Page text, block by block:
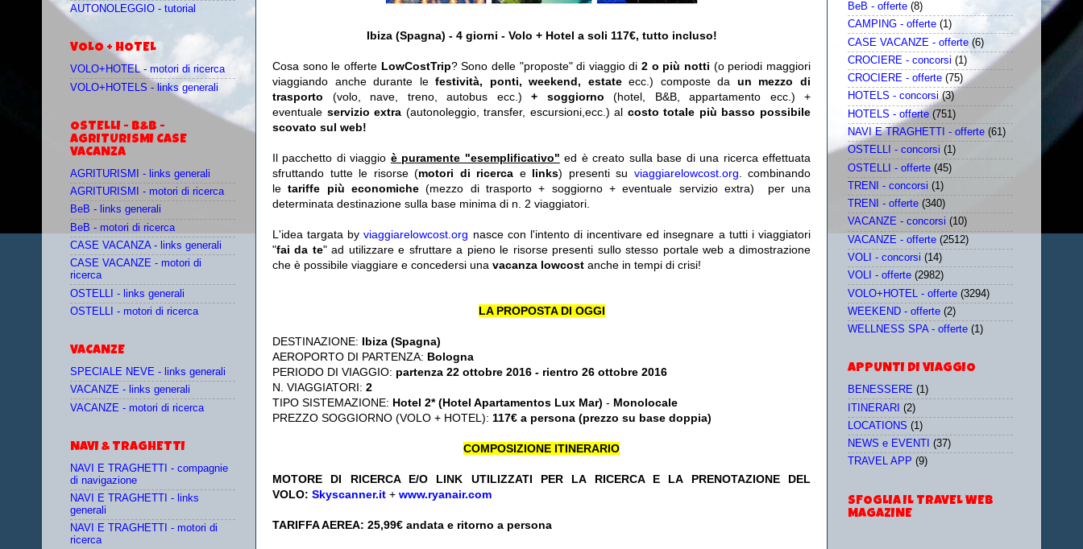
Ibiza (Spagna) - 4 giorni - Volo + Hotel a soli 117€, tutto incluso!
Cosa sono le offerte LowCostTrip? Sono delle "proposte" di viaggio di2 o più notti (o periodi maggiori
viaggiando anche durante lefestività, ponti, weekend, estateecc.) composte da un mezzo di
trasporto (volo, nave, treno, autobus ecc.) + soggiorno (hotel, B&B, appartamento ecc.) +
eventuale servizio extra (autonoleggio, transfer, escursioni,ecc.) al costo totale più basso possibile
scovato sul web!
Il pacchetto di viaggio è puramente "esemplificativo" ed è creato sulla base di una ricerca effettuata
sfruttando tutte le risorse (motori di ricerca e links) presenti su viaggiarelowcost.org . combinando
le tariffe più economiche(mezzo di trasporto + soggiorno + eventuale servizio extra)
per una
determinata destinazione sulla base minima di n. 2 viaggiatori.
L'idea targata byviaggiarelowcost.org nasce con l'intento di incentivare ed insegnare a tutti i viaggiatori
"fai da te" ad utilizzare e sfruttare a pieno le risorse presenti sullo stesso portale web a dimostrazione
che è possibile viaggiare e concedersi una vacanza lowcost anche in tempi di crisi!
LA PROPOSTA DI OGGI
DESTINAZIONE: Ibiza (Spagna)
AEROPORTO DI PARTENZA: Bologna
PERIODO DI VIAGGIO: partenza 22 ottobre 2016 - rientro 26 ottobre 2016
N. VIAGGIATORI: 2
TIPO SISTEMAZIONE: Hotel 2* (Hotel Apartamentos Lux Mar) - Monolocale
PREZZO SOGGIORNO (VOLO + HOTEL): 117€ a persona (prezzo su base doppia)
COMPOSIZIONE ITINERARIO
MOTORE DI RICERCA E/O LINK UTILIZZATI PER LA RICERCA E LA PRENOTAZIONE DEL
VOLO: Skyscanner.it + www.ryanair.com
TARIFFA AEREA: 25,99€ andata e ritorno a persona
AUTONOLEGGIO - tutorial
VOLO + HOTEL
VOLO+HOTEL - motori di ricerca
VOLO+HOTELS - links generali
OSTELLI - B&B -
AGRITURISMI CASE
VACANZA
AGRITURISMI - links generali
AGRITURISMI - motori di ricerca
BeB - links generali
BeB - motori di ricerca
CASE VACANZA - links generali
CASE VACANZE - motori di
ricerca
OSTELLI - links generali
OSTELLI - motori di ricerca
VACANZE
SPECIALE NEVE - links generali
VACANZE - links generali
VACANZE - motori di ricerca
NAVI & TRAGHETTI
NAVI E TRAGHETTI - compagnie
di navigazione
NAVI E TRAGHETTI - links
generali
NAVI E TRAGHETTI - motori di
ricerca
BeB - offerte (8)
CAMPING - offerte (1)
CASE VACANZE - offerte (6)
CROCIERE - concorsi (1)
CROCIERE - offerte (75)
HOTELS - concorsi (3)
HOTELS - offerte (751)
NAVI E TRAGHETTI - offerte (61)
OSTELLI - concorsi (1)
OSTELLI - offerte (45)
TRENI - concorsi (1)
TRENI - offerte (340)
VACANZE - concorsi (10)
VACANZE - offerte (2512)
VOLI - concorsi (14)
VOLI - offerte (2982)
VOLO+HOTEL - offerte (3294)
WEEKEND - offerte (2)
WELLNESS SPA - offerte (1)
APPUNTI DI VIAGGIO
BENESSERE (1)
ITINERARI (2)
LOCATIONS (1)
NEWS e EVENTI
(37)
TRAVEL APP (9)
SFOGLIA IL TRAVEL WEB
MAGAZINE